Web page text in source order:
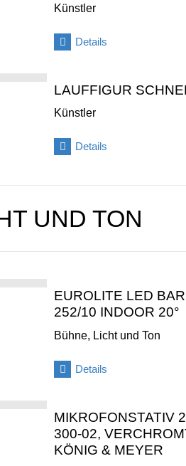
Künstler
Details
LAUFFIGUR
Künstler
Details
UND TON
EUROLITE LED
252/10 INDOOR 20°
Bühne, Licht und Ton
Details
MIKROFONSTATIV
300-02,
KÖNIG & MEYER